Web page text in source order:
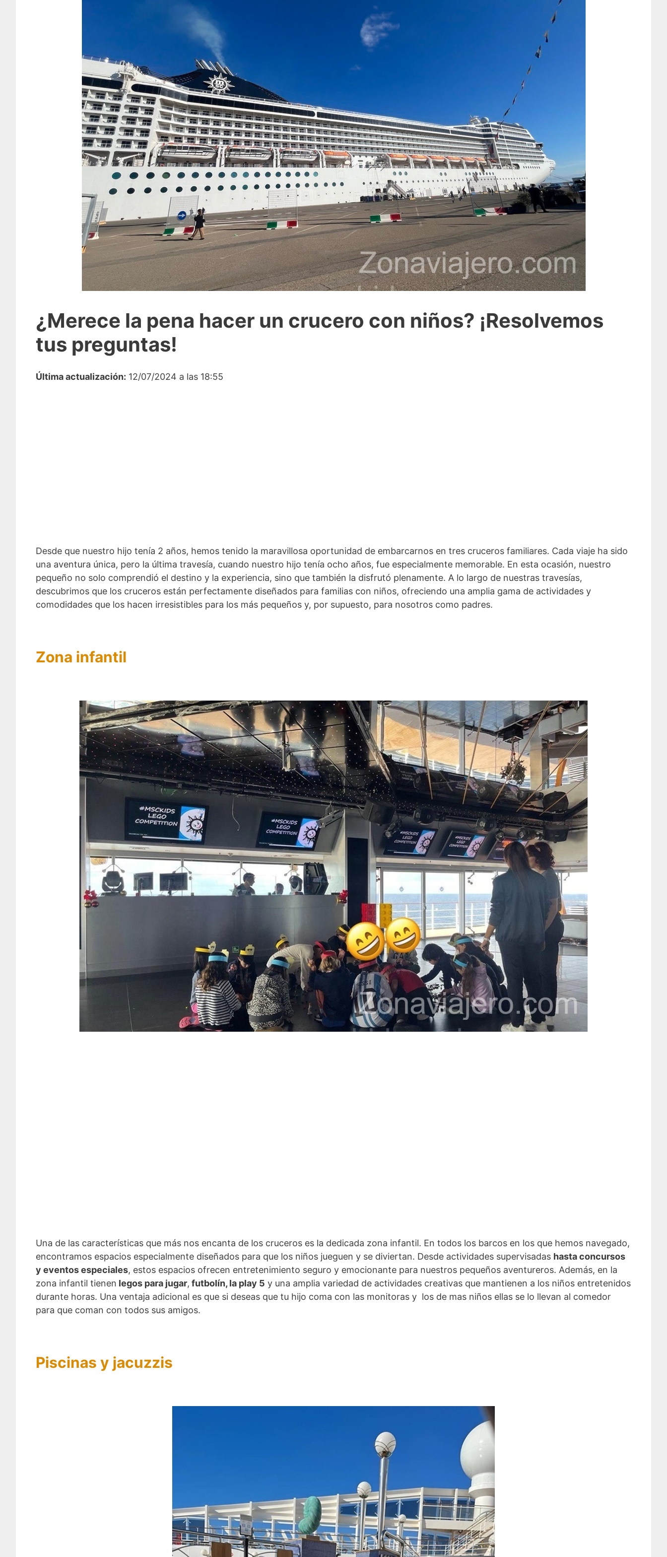
¿Merece la pena hacer un crucero con niños? ¡Resolvemos
tus preguntas!
Última actualización: 12/07/2024 a las 18:55
Desde que nuestro hijo tenía 2 años, hemos tenido la maravillosa oportunidad de embarcarnos en tres cruceros familiares. Cada viaje ha sido
una aventura única, pero la última travesía, cuando nuestro hijo tenía ocho años, fue especialmente memorable. En esta ocasión, nuestro
pequeño no solo comprendió el destino y la experiencia, sino que también la disfrutó plenamente. A lo largo de nuestras travesías,
descubrimos que los cruceros están perfectamente diseñados para familias con niños, ofreciendo una amplia gama de actividades y
comodidades que los hacen irresistibles para los más pequeños y, por supuesto, para nosotros como padres.
Zona infantil
Una de las características que más nos encanta de los cruceros es la dedicada zona infantil. En todos los barcos en los que hemos navegado,
encontramos espacios especialmente diseñados para que los niños jueguen y se diviertan. Desde actividades supervisadas hasta concursos
y eventos especiales, estos espacios ofrecen entretenimiento seguro y emocionante para nuestros pequeños aventureros. Además, en la
zona infantil tienen legos para jugar, futbolín, la play 5 y una amplia variedad de actividades creativas que mantienen a los niños entretenidos
durante horas. Una ventaja adicional es que si deseas que tu hijo coma con las monitoras y los de mas niños ellas se lo llevan al comedor
para que coman con todos sus amigos.
Piscinas y jacuzzis